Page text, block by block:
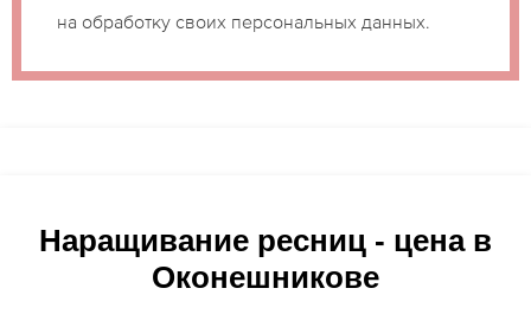
на обработку своих персональных данных.
Наращивание ресниц - цена в
Оконешникове